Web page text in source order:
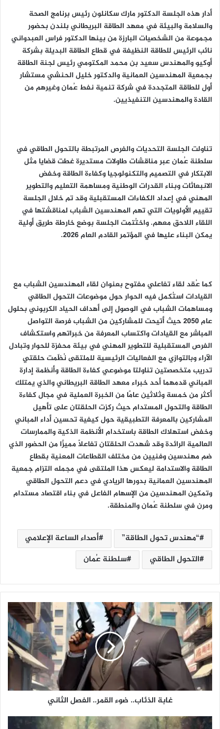
أدار هذه الجلسة الدكتور مارك سكانلون رئيس برنامج الصحة
والسلامة والبيئة في معهد الطاقة البريطاني بلندن بحضور
مجموعة من الشخصيات البارزة من بينها الدكتور فراس العبدواني
نائب الرئيس للطاقة النظيفة في قطاع الطاقة البديلة بشركة
أوكيو والمهندس سعيد بن محمد المكتومي رئيس لجنة الطاقة
بجمعية المهندسين العمانية والدكتور خليل الحنشي مستشار
أول للطاقة المتجددة في شركة تنمية نفط عُمان وغيرهم من
القادة والمهندسين التنفيذيين.
تناولت الجلسة التحديات والفرص المرتبطة بالتحول الطاقي في
سلطنة عُمان عبر مناقشات طاولات مستديرة غطت قضايا مثل
الابتكار في التصميم والتكنولوجيا وكفاءة الطاقة وخفض
الانبعاثات وبناء القدرات الوطنية ومساهمة التعليم والتطوير
المهني في إعداد الكفاءات المستقبلية وقد تم خلال الجلسة
تقييم الأولويات التي تهم المهندسين الشباب لمناقشتها في
اللقاء اللاحق معهم. واختُتمت الجلسة بوضع خارطة طريق أولية
يمكن البناء عليها في المؤتمر القادم العام 2026.
كما عُقد لقاء تفاعلي مفتوح بعنوان لقاء المهندسين الشباب مع
القيادات استُكمل فيه الحوار حول موضوعات التحول الطاقي
ومساهمات الشباب في الوصول إلى أهداف الحياد الكربوني بحلول
عام 2050 حيث أتيحت للمشاركين من الشباب فرصة التواصل
المباشر مع القيادات واكتساب المعرفة من خبراتهم واستكشاف
الفرص المستقبلية للتطوير المهني في بيئة محفزة للحوار وتبادل
الآراء وبالتوازي مع الفعاليات الرئيسية للملتقى نُظّمت حلقتي
تدريب متخصصتين تناولتا موضوعي كفاءة الطاقة وأنظمة إدارة
المباني قدمهما أحد خبراء معهد الطاقة البريطاني والذي يمتلك
أكثر من خمسة وثلاثين عامًا من الخبرة العملية في مجال كفاءة
الطاقة والتحول المستدام حيث ركزت الحلقتان على تأهيل
المشاركين بالمعرفة التطبيقية حول كيفية تحسين أداء المباني
وخفض استهلاك الطاقة باستخدام الأنظمة الذكية والممارسات
العالمية الرائدة وقد شهدت الحلقتان تفاعلًا مميزًا من الحضور الذي
ضم مهندسين وفنيين من مختلف القطاعات المعنية بقطاع
الطاقة والاستدامة ليعكس هذا الملتقى في مجمله التزام جمعية
المهندسين العمانية بدورها الريادي في دعم التحول الطاقي
وتمكين المهندسين من الإسهام الفاعل في بناء اقتصاد مستدام
ومرن في سلطنة عُمان والمنطقة.
“مهندس تحول الطاقة”
أصداء الساعة الإعلامي
التحول الطاقي
سلطنة عُمان
غ
ا
ب
ة
ا
ل
ذ
ا
.
غابة الذئاب.. ضوء القمر.. الفصل الثاني
و